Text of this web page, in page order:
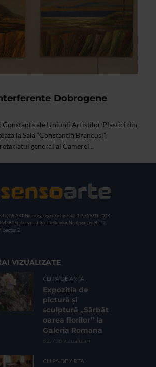
Dobrogene
Constanta ale Uniunii Artistilor Plastici din
la Sala “Constantin Brancusi”,
general al Camerei...
ART Nr inreg registrul special: 4 PJ/ 29.01.2013
Sediu social: Str. Delfinului, Nr. 6, parter Bl. 42,
Sector 2
VIZUALIZATE
CLIPA DE ARTA
Expoziția de
pictură și
sculptură „Sărbăt
oarea florilor” la
Galeria Romană
62.736 vizualizari
CLIPA DE ARTA